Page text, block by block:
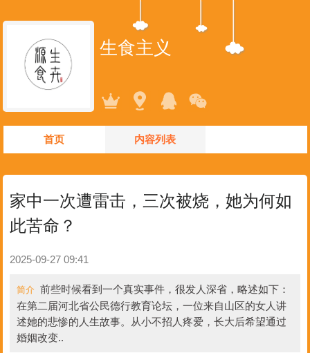
生食主义
首页 内容列表
家中一次遭雷击，三次被烧，她为何如
此苦命？
2025-09-27 09:41
简介 前些时候看到一个真实事件，很发人深省，略述如下：
在第二届河北省公民德行教育论坛，一位来自山区的女人讲
述她的悲惨的人生故事。从小不招人疼爱，长大后希望通过
婚姻改变..